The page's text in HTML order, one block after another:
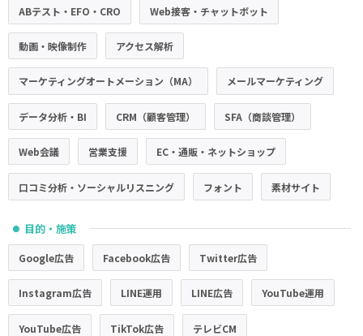
ABテスト・EFO・CRO Web接客・チャットボット
動画・映像制作 アクセス解析
マーケティングオートメーション（MA） メールマーケティング
データ分析・BI CRM（顧客管理） SFA（商談管理）
Web会議 営業支援 EC・通販・ネットショップ
口コミ分析・ソーシャルリスニング フォント 素材サイト
● 目的・施策
Google広告 Facebook広告 Twitter広告
Instagram広告 LINE運用 LINE広告 YouTube運用
YouTube広告 TikTok広告 テレビCM